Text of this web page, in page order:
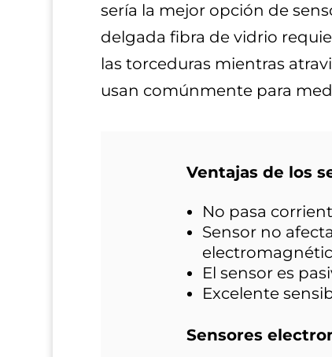
sería la mejor opción de
delgada fibra de vidrio
las torceduras mientras
usan comúnmente para
Ventajas de los
No pasa
Sensor no
El sensor es
Excelente
Sensores